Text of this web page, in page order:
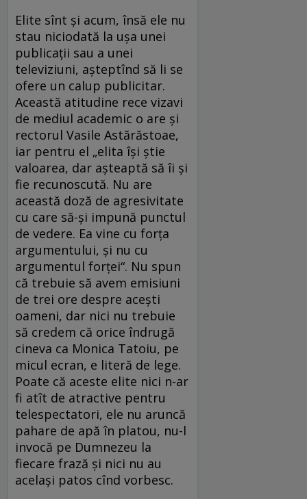
Elite sînt şi acum, însă ele nu
stau niciodată la uşa unei
publicaţii sau a unei
televiziuni, aşteptînd să li se
ofere un calup publicitar.
Această atitudine rece vizavi
de mediul academic o are şi
rectorul Vasile Astărăstoae,
iar pentru el „elita îşi ştie
valoarea, dar aşteaptă să îi şi
fie recunoscută. Nu are
această doză de agresivitate
cu care să-şi impună punctul
de vedere. Ea vine cu forţa
argumentului, şi nu cu
argumentul forţei“. Nu spun
că trebuie să avem emisiuni
de trei ore despre aceşti
oameni, dar nici nu trebuie
să credem că orice îndrugă
cineva ca Monica Tatoiu, pe
micul ecran, e literă de lege.
Poate că aceste elite nici n-ar
fi atît de atractive pentru
telespectatori, ele nu aruncă
pahare de apă în platou, nu-l
invocă pe Dumnezeu la
fiecare frază şi nici nu au
acelaşi patos cînd vorbesc.